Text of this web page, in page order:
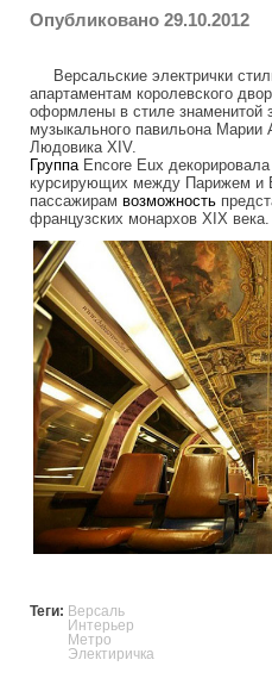
Опубликовано 29.10.2012
Версальские электрички
апартаментам королевского
оформлены в стиле знаменитой
музыкального павильона Марии
Людовика XIV.
ГруппаEncore Eux
курсирующих между Парижем и
пассажирам возможность
французских монархов XIX века.
Теги: Версаль
Интерьер
Метро
Электиричка